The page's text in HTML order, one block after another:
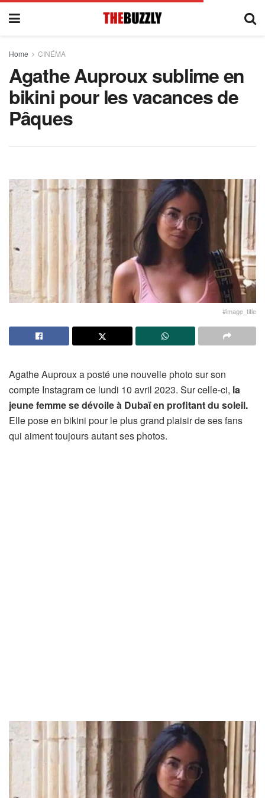
Home CINÉMA
Agathe Auproux sublime en
bikini pour les vacances de
Pâques
#image_title
Agathe Auproux a posté une nouvelle photo sur son
compte Instagram ce lundi 10 avril 2023. Sur celle-ci, la
jeune femme se dévoile à Dubaï en profitant du soleil.
Elle pose en bikini pour le plus grand plaisir de ses fans
qui aiment toujours autant ses photos.